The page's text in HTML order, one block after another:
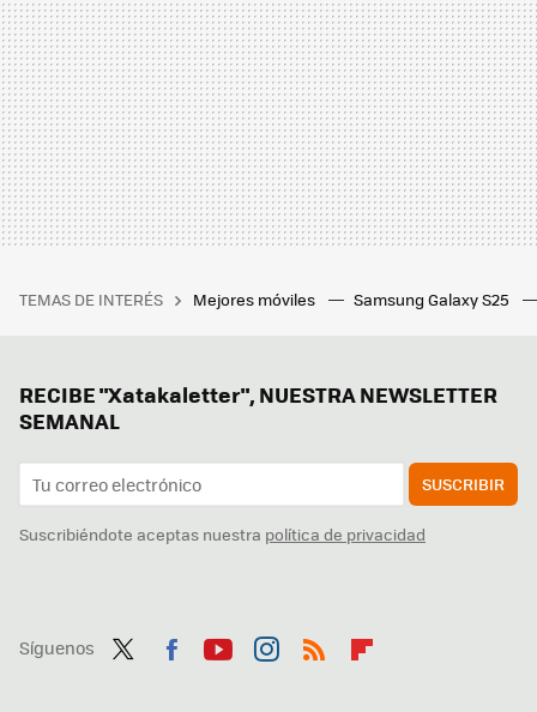
TEMAS DE INTERÉS Mejores móviles Samsung Galaxy S25
RECIBE "Xatakaletter", NUESTRA NEWSLETTER
SEMANAL
SUSCRIBIR
Suscribiéndote aceptas nuestra política de privacidad
Síguenos